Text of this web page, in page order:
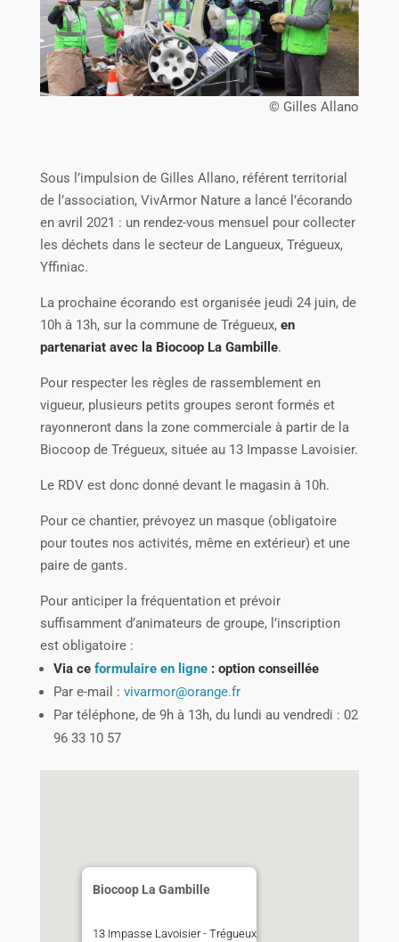
© Gilles Allano
Sous l’impulsion de Gilles Allano, référent territorial
de l’association, VivArmor Nature a lancé l’écorando
en avril 2021 : un rendez-vous mensuel pour collecter
les déchets dans le secteur de Langueux, Trégueux,
Yffiniac.
La prochaine écorando est organisée jeudi 24 juin, de
10h à 13h, sur la commune de Trégueux, en
partenariat avec la Biocoop La Gambille.
Pour respecter les règles de rassemblement en
vigueur, plusieurs petits groupes seront formés et
rayonneront dans la zone commerciale à partir de la
Biocoop de Trégueux, située au 13 Impasse Lavoisier.
Le RDV est donc donné devant le magasin à 10h.
Pour ce chantier, prévoyez un masque (obligatoire
pour toutes nos activités, même en extérieur) et une
paire de gants.
Pour anticiper la fréquentation et prévoir
suffisamment d’animateurs de groupe, l’inscription
est obligatoire :
Via ce formulaire en ligne: option conseillée
Par e-mail : vivarmor@orange.fr
Par téléphone, de 9h à 13h, du lundi au vendredi : 02
96 33 10 57
Biocoop La Gambille
13 Impasse Lavoisier - Trégueux